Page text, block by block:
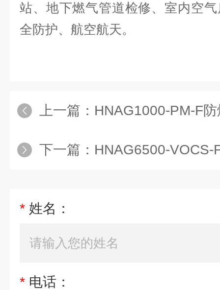
站、地下燃气管道检修、室内空
全防护、航空航天。
上一篇： HNAG1000-PM-F防爆
下一篇： HNAG6500-VOCS-
* 姓名：
* 电话：